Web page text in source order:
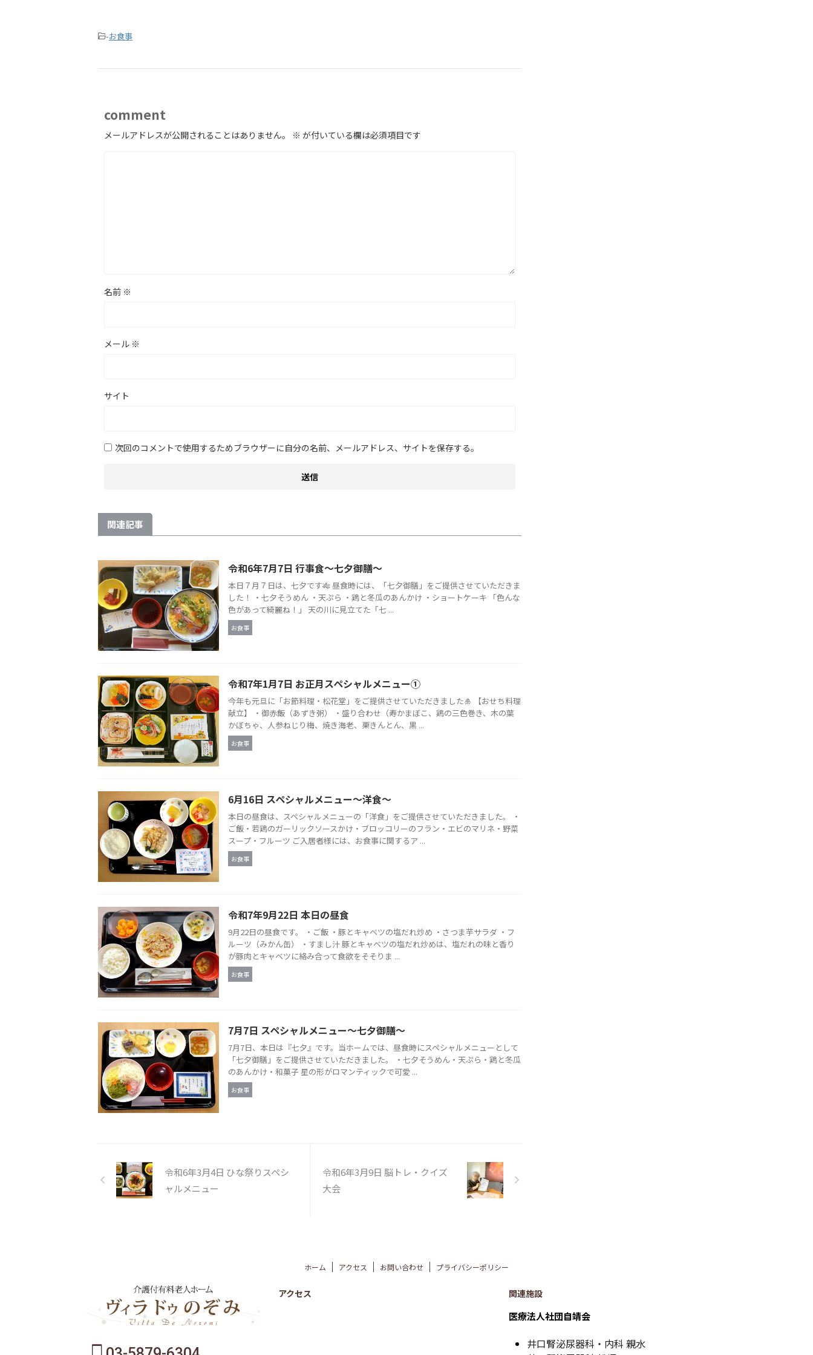
-お食事
comment
メールアドレスが公開されることはありません。 ※ が付いている欄は必須項目です
名前 ※
メール ※
サイト
次回のコメントで使用するためブラウザーに自分の名前、メールアドレス、サイトを保存する。
関連記事
令和6年7月7日 行事食～七夕御膳～
本日７月７日は、七夕です🎋 昼食時には、「七夕御膳」をご提供させていただきま
した！ ・七夕そうめん ・天ぷら ・鶏と冬瓜のあんかけ ・ショートケーキ 「色んな
色があって綺麗ね！」 天の川に見立てた「七 ...
お食事
令和7年1月7日 お正月スペシャルメニュー①
今年も元旦に「お節料理・松花堂」をご提供させていただきました🎍 【おせち料理
献立】 ・御赤飯（あずき粥） ・盛り合わせ（寿かまぼこ、鶏の三色巻き、木の葉
かぼちゃ、人参ねじり梅、焼き海老、栗きんとん、黒 ...
お食事
6月16日 スペシャルメニュー～洋食～
本日の昼食は、スペシャルメニューの「洋食」をご提供させていただきました。 ・
ご飯・若鶏のガーリックソースかけ・ブロッコリーのフラン・エビのマリネ・野菜
スープ・フルーツ ご入居者様には、お食事に関するア ...
お食事
令和7年9月22日 本日の昼食
9月22日の昼食です。 ・ご飯 ・豚とキャベツの塩だれ炒め ・さつま芋サラダ ・フ
ルーツ（みかん缶） ・すまし汁 豚とキャベツの塩だれ炒めは、塩だれの味と香り
が豚肉とキャベツに絡み合って食欲をそそりま ...
お食事
7月7日 スペシャルメニュー～七夕御膳～
7月7日、本日は『七夕』です。当ホームでは、昼食時にスペシャルメニューとして
「七夕御膳」をご提供させていただきました。 ・七夕そうめん・天ぷら・鶏と冬瓜
のあんかけ・和菓子 星の形がロマンティックで可愛 ...
お食事
令和6年3月4日 ひな祭りスペシ
ャルメニュー
令和6年3月9日 脳トレ・クイズ
大会
ホーム アクセス お問い合わせ プライバシーポリシー
アクセス 関連施設
医療法人社団自靖会
井口腎泌尿器科・内科 親水